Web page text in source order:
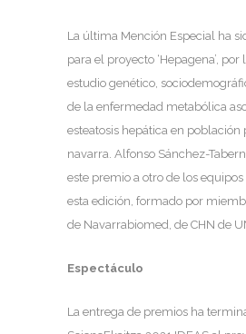
La última Mención Especial ha
para el proyecto ‘Hepagena’,
estudio genético,
de la enfermedad metabólica
esteatosis hepática en población
navarra. Alfonso Sánchez-
este premio a otro de los
esta edición, formado por
de Navarrabiomed, de CHN de
Espectáculo
La entrega de premios ha